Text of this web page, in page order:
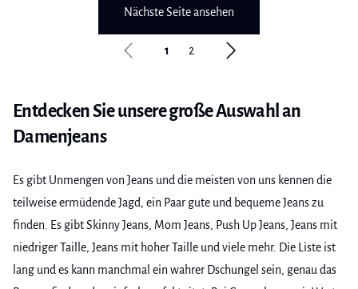
Nächste Seite ansehen
1 2
Entdecken Sie unsere große Auswahl an
Damenjeans
Es gibt Unmengen von Jeans und die meisten von uns kennen die
teilweise ermüdende Jagd, ein Paar gute und bequeme Jeans zu
finden. Es gibt Skinny Jeans, Mom Jeans, Push Up Jeans, Jeans mit
niedriger Taille, Jeans mit hoher Taille und viele mehr. Die Liste ist
lang und es kann manchmal ein wahrer Dschungel sein, genau das